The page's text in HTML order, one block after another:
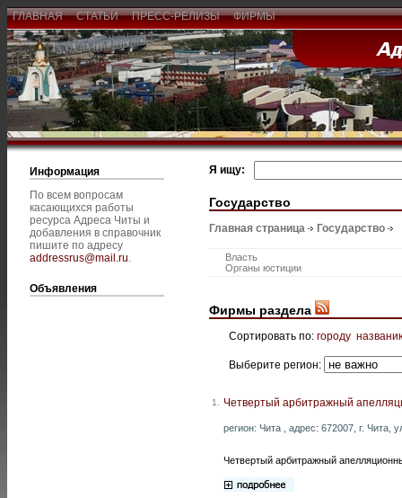
ГЛАВНАЯ СТАТЬИ ПРЕСС-РЕЛИЗЫ ФИРМЫ
Информация
По всем вопросам
касающихся работы
ресурса Адреса Читы и
добавления в справочник
пишите по адресу
addressrus@mail.ru.
Объявления
Я ищу:
Государство
Главная страница Государство
Власть
Органы юстиции
Фирмы раздела
Сортировать по: городу
Выберите регион:
1. Четвертый арбитражный
регион: Чита , адрес: 672007, г.
Четвертый арбитражный